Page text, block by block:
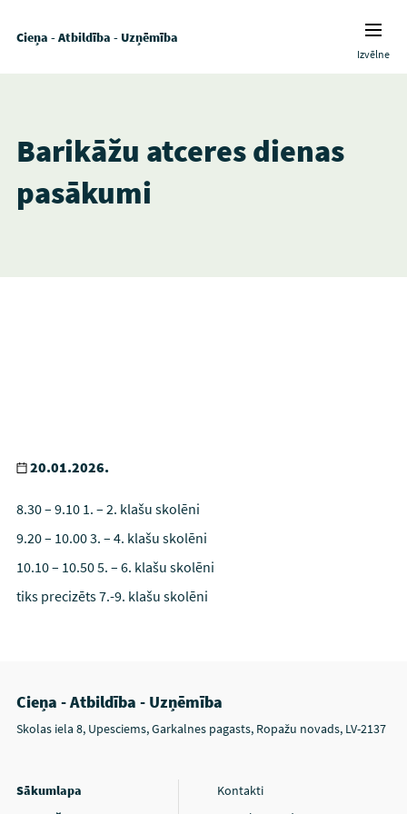
Cieņa - Atbildība - Uzņēmība
Izvēlne
Barikāžu atceres dienas
pasākumi
20.01.2026.
8.30 – 9.10 1. – 2. klašu skolēni
9.20 – 10.00 3. – 4. klašu skolēni
10.10 – 10.50 5. – 6. klašu skolēni
tiks precizēts 7.-9. klašu skolēni
Cieņa - Atbildība - Uzņēmība
Skolas iela 8, Upesciems, Garkalnes pagasts, Ropažu novads, LV-2137
Sākumlapa
Kontakti